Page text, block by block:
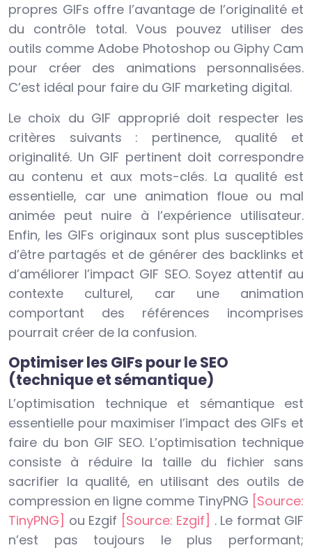
propres GIFs offre l’avantage de l’originalité et
du contrôle total. Vous pouvez utiliser des
outils comme Adobe Photoshop ou Giphy Cam
pour créer des animations personnalisées.
C’est idéal pour faire du GIF marketing digital.
Le choix du GIF approprié doit respecter les
critères suivants : pertinence, qualité et
originalité. Un GIF pertinent doit correspondre
au contenu et aux mots-clés. La qualité est
essentielle, car une animation floue ou mal
animée peut nuire à l’expérience utilisateur.
Enfin, les GIFs originaux sont plus susceptibles
d’être partagés et de générer des backlinks et
d’améliorer l’impact GIF SEO. Soyez attentif au
contexte culturel, car une animation
comportant des références incomprises
pourrait créer de la confusion.
Optimiser les GIFs pour le SEO
(technique et sémantique)
L’optimisation technique et sémantique est
essentielle pour maximiser l’impact des GIFs et
faire du bon GIF SEO. L’optimisation technique
consiste à réduire la taille du fichier sans
sacrifier la qualité, en utilisant des outils de
compression en ligne comme TinyPNG [Source:
TinyPNG] ou Ezgif [Source: Ezgif] . Le format GIF
n’est pas toujours le plus performant;